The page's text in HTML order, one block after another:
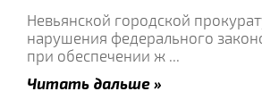
Невьянской городской
нарушения федерального
при обеспечении ж ...
Читать дальше »